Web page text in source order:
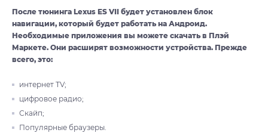
После тюнинга Lexus ES VII будет установлен блок
навигации, который будет работать на Андроид.
Необходимые приложения вы можете скачать в Плэй
Маркете. Они расширят возможности устройства. Прежде
всего, это:
интернет TV;
цифровое радио;
Скайп;
Популярные браузеры.